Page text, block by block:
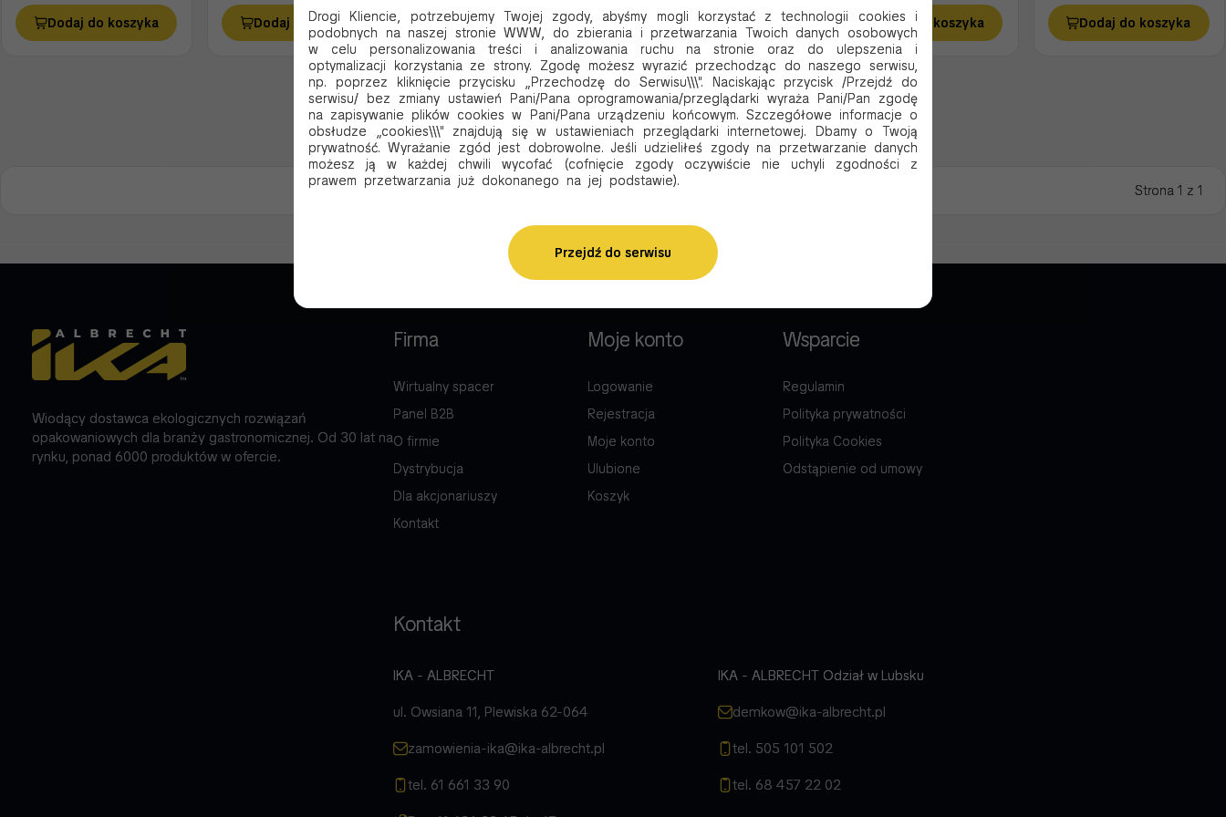
Dodaj do koszyka Dodaj do koszyka Dodaj do koszyka Dodaj do koszyka Dodaj do koszyka Dodaj do koszyka
Strona 1 z 1
Wiodący dostawca ekologicznych rozwiązań
opakowaniowych dla branży gastronomicznej. Od 30 lat na
rynku, ponad 6000 produktów w ofercie.
Firma
Wirtualny spacer
Panel B2B
O firmie
Dystrybucja
Dla akcjonariuszy
Kontakt
Moje konto
Logowanie
Rejestracja
Moje konto
Ulubione
Koszyk
Wsparcie
Regulamin
Polityka prywatności
Polityka Cookies
Odstąpienie od umowy
Kontakt
IKA - ALBRECHT
ul. Owsiana 11, Plewiska 62-064
zamowienia-ika@ika-albrecht.pl
tel. 61 661 33 90
IKA - ALBRECHT Odział w Lubsku
demkow@ika-albrecht.pl
tel. 505 101 502
tel. 68 457 22 02
Drogi Kliencie, potrzebujemy Twojej zgody, abyśmy mogli korzystać z technologii cookies i
podobnych na naszej stronie WWW, do zbierania i przetwarzania Twoich danych osobowych
w celu personalizowania treści i analizowania ruchu na stronie oraz do ulepszenia i
optymalizacji korzystania ze strony. Zgodę możesz wyrazić przechodząc do naszego serwisu,
np. poprzez kliknięcie przycisku „Przechodzę do Serwisu\\\". Naciskając przycisk /Przejdź do
serwisu/ bez zmiany ustawień Pani/Pana oprogramowania/przeglądarki wyraża Pani/Pan zgodę
na zapisywanie plików cookies w Pani/Pana urządzeniu końcowym. Szczegółowe informacje o
obsłudze „cookies\\\" znajdują się w ustawieniach przeglądarki internetowej. Dbamy o Twoją
prywatność. Wyrażanie zgód jest dobrowolne. Jeśli udzieliłeś zgody na przetwarzanie danych
możesz ją w każdej chwili wycofać (cofnięcie zgody oczywiście nie uchyli zgodności z
prawem przetwarzania już dokonanego na jej podstawie).
Przejdź do serwisu